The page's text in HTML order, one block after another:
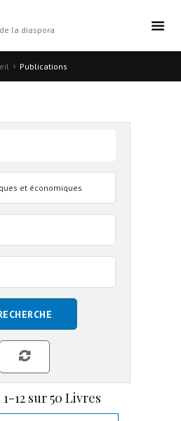
la diaspora
Publications
1-12 sur 50 Livres